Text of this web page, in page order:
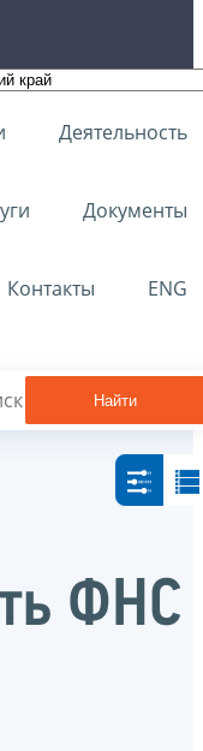
Деятельность
Документы
Контакты ENG
Найти
ФНС